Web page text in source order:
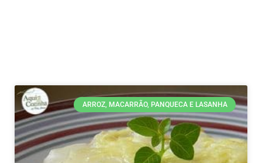
ARROZ, MACARRÃO, PANQUECA E LASANHA